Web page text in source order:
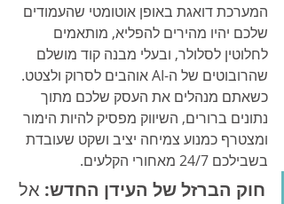
המערכת דואגת באופן אוטומטי שהעמודים
שלכם יהיו מהירים להפליא, מותאמים
לחלוטין לסלולר, ובעלי מבנה קוד מושלם
שהרובוטים של ה-AI אוהבים לסרוק ולצטט.
כשאתם מנהלים את העסק שלכם מתוך
נתונים ברורים, השיווק מפסיק להיות הימור
ומצטרף כמנוע צמיחה יציב ושקט שעובדת
בשבילכם 24/7 מאחורי הקלעים.
חוק הברזל של העידן החדש: אל